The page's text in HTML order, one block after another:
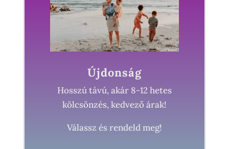
Újdonság
Hosszú távú, akár 8-12 hetes
kölcsönzés, kedvező árak!
Válassz és rendeld meg!